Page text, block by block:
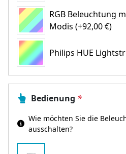
RGB Beleuchtung
Modis (+92,00 €)
Philips HUE
Bedienung *
Wie möchten Sie die
ausschalten?